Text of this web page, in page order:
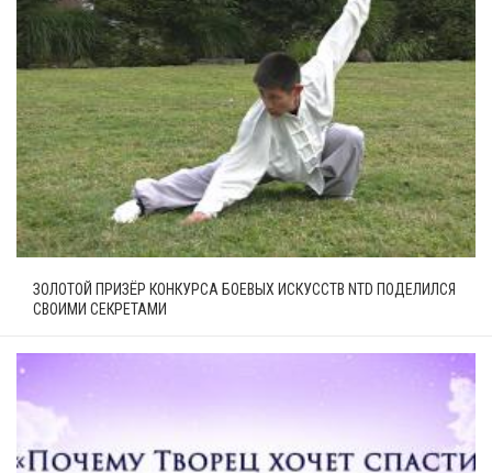
ЗОЛОТОЙ ПРИЗЁР КОНКУРСА БОЕВЫХ ИСКУССТВ NTD ПОДЕЛИЛСЯ
СВОИМИ СЕКРЕТАМИ